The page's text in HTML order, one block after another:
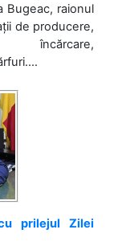
Bugeac, raionul
de producere,
prilejul Zilei